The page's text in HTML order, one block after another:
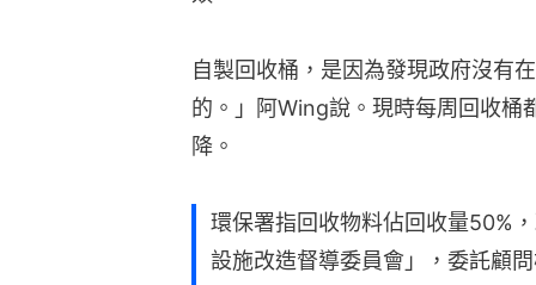
自製回收桶，是因為發現政府沒有
的。」阿Wing說。現時每周回收桶
降。
環保署指回收物料佔回收量50%
設施改造督導委員會」，委託顧